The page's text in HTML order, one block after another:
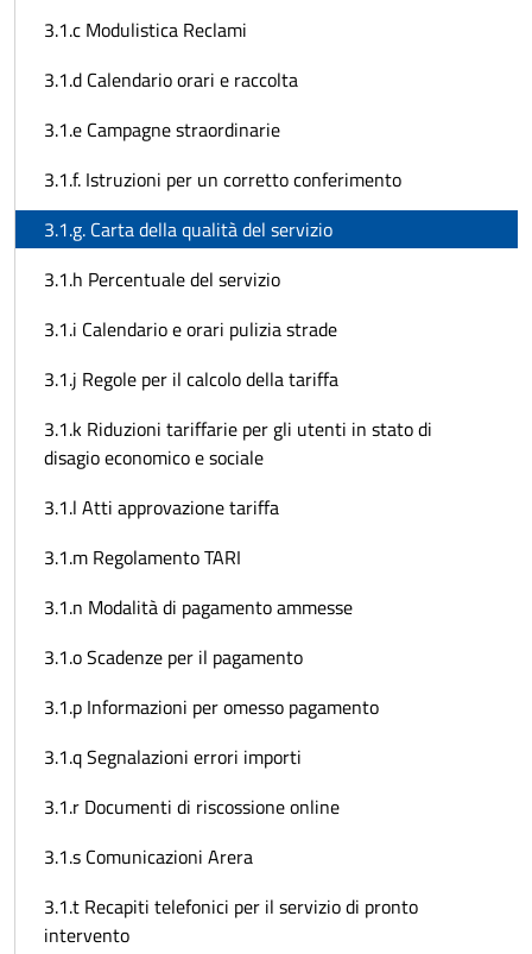
3.1.c Modulistica Reclami
3.1.d Calendario orari e raccolta
3.1.e Campagne straordinarie
3.1.f. Istruzioni per un corretto conferimento
3.1.g. Carta della qualità del servizio
3.1.h Percentuale del servizio
3.1.i Calendario e orari pulizia strade
3.1.j Regole per il calcolo della tariffa
3.1.k Riduzioni tariffarie per gli utenti in stato di
disagio economico e sociale
3.1.l Atti approvazione tariffa
3.1.m Regolamento TARI
3.1.n Modalità di pagamento ammesse
3.1.o Scadenze per il pagamento
3.1.p Informazioni per omesso pagamento
3.1.q Segnalazioni errori importi
3.1.r Documenti di riscossione online
3.1.s Comunicazioni Arera
3.1.t Recapiti telefonici per il servizio di pronto
intervento